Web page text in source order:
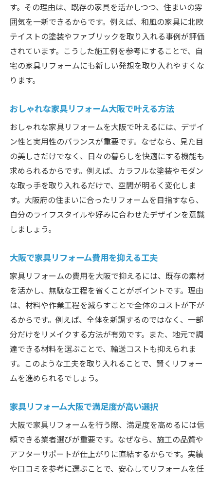
す。その理由は、既存の家具を活かしつつ、住まいの雰
囲気を一新できるからです。例えば、和風の家具に北欧
テイストの塗装やファブリックを取り入れる事例が評価
されています。こうした施工例を参考にすることで、自
宅の家具リフォームにも新しい発想を取り入れやすくな
ります。
おしゃれな家具リフォーム大阪で叶える方法
おしゃれな家具リフォームを大阪で叶えるには、デザイ
ン性と実用性のバランスが重要です。なぜなら、見た目
の美しさだけでなく、日々の暮らしを快適にする機能も
求められるからです。例えば、カラフルな塗装やモダン
な取っ手を取り入れるだけで、空間が明るく変化しま
す。大阪府の住まいに合ったリフォームを目指すなら、
自分のライフスタイルや好みに合わせたデザインを意識
しましょう。
大阪で家具リフォーム費用を抑える工夫
家具リフォームの費用を大阪で抑えるには、既存の素材
を活かし、無駄な工程を省くことがポイントです。理由
は、材料や作業工程を減らすことで全体のコストが下が
るからです。例えば、全体を新調するのではなく、一部
分だけをリメイクする方法が有効です。また、地元で調
達できる材料を選ぶことで、輸送コストも抑えられま
す。このような工夫を取り入れることで、賢くリフォー
ムを進められるでしょう。
家具リフォーム大阪で満足度が高い選択
大阪で家具リフォームを行う際、満足度を高めるには信
頼できる業者選びが重要です。なぜなら、施工の品質や
アフターサポートが仕上がりに直結するからです。実績
や口コミを参考に選ぶことで、安心してリフォームを任